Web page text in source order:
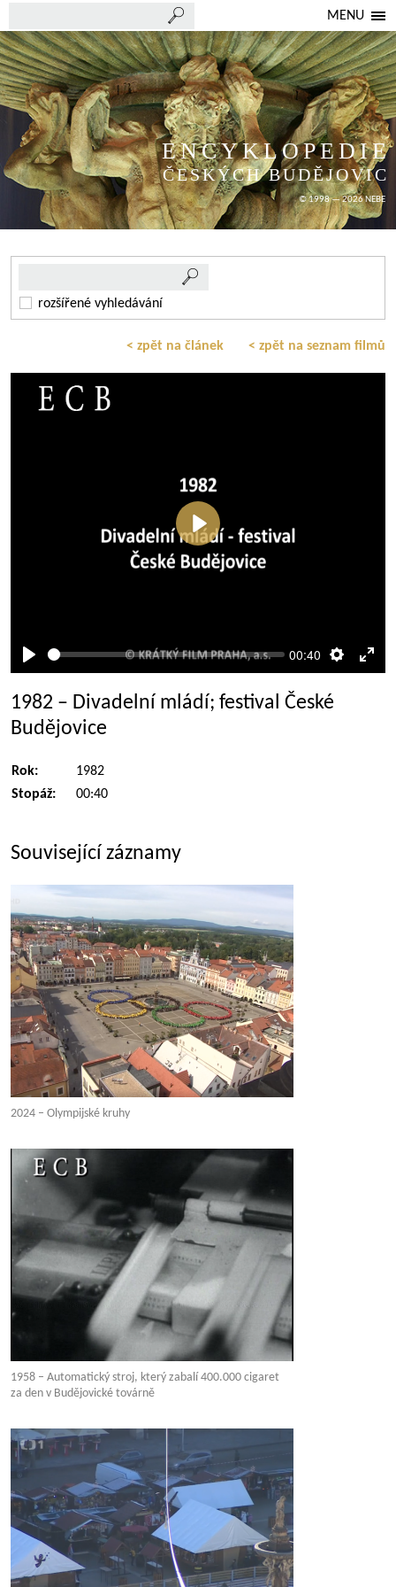
MENU
ENCYKLOPEDIE
ČESKÝCH BUDĚJOVIC
© 1998 — 2026 NEBE
rozšířené vyhledávání
< zpět na článek < zpět na seznam filmů
Přehrát
00:40
Přehrát
1982 – Divadelní mládí; festival České
Budějovice
Rok:
1982
Stopáž:
00:40
Související záznamy
2024 – Olympijské kruhy
1958 – Automatický stroj, který zabalí 400.000 cigaret
za den v Budějovické továrně